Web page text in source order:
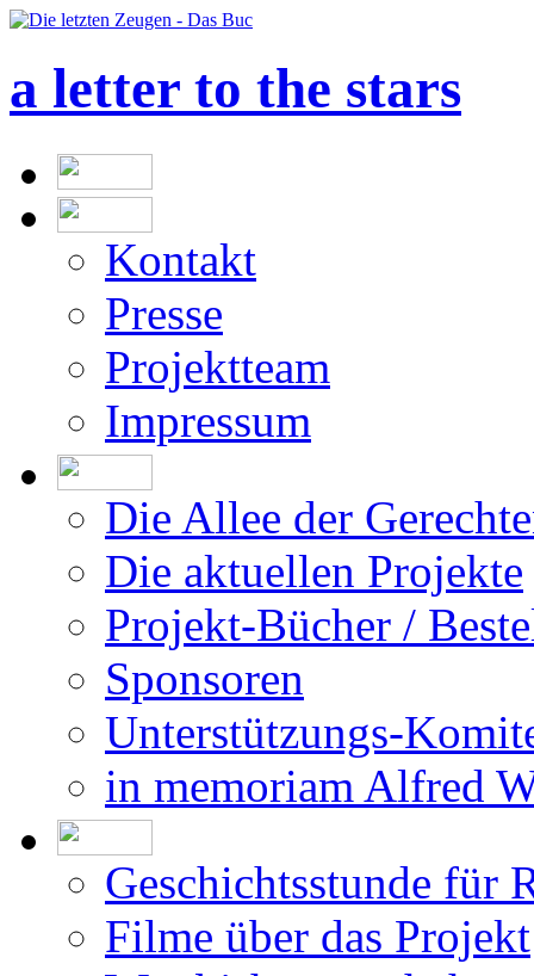
a letter to the stars
Kontakt
Presse
Projektteam
Impressum
Die Allee der
Die aktuellen Projekte
Projekt-Bücher /
Sponsoren
Unterstützungs-
in memoriam Alfred
Geschichtsstunde für
Filme über das Projekt